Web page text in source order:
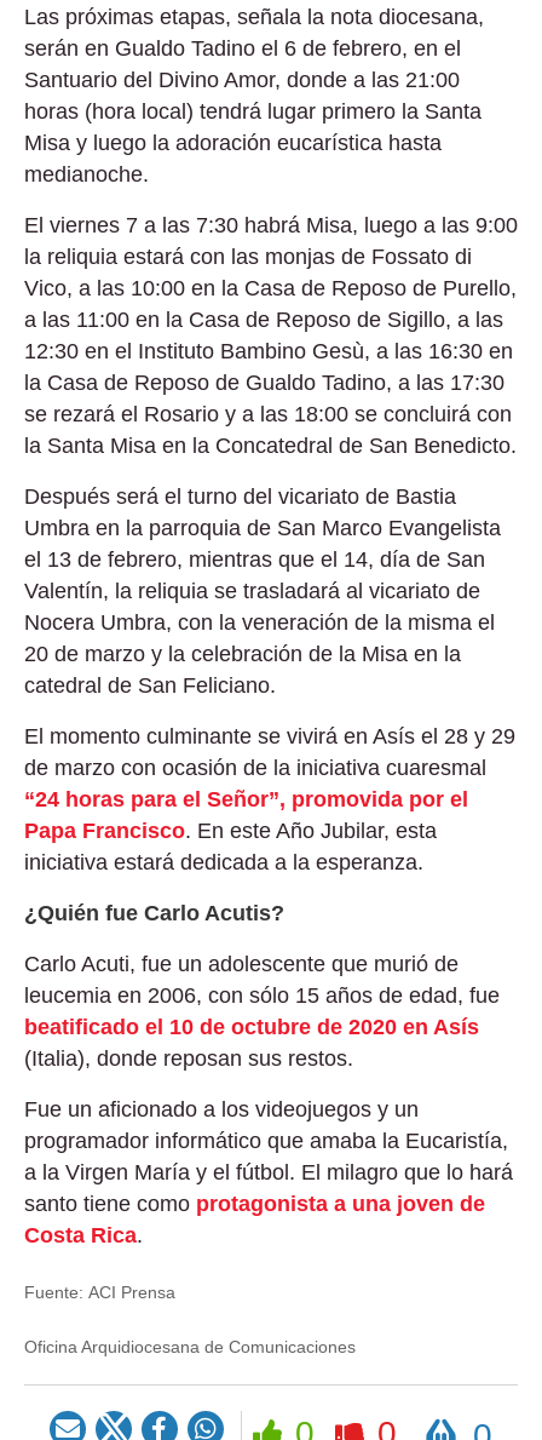
Las próximas etapas, señala la nota diocesana,
serán en Gualdo Tadino el 6 de febrero, en el
Santuario del Divino Amor, donde a las 21:00
horas (hora local) tendrá lugar primero la Santa
Misa y luego la adoración eucarística hasta
medianoche.
El viernes 7 a las 7:30 habrá Misa, luego a las 9:00
la reliquia estará con las monjas de Fossato di
Vico, a las 10:00 en la Casa de Reposo de Purello,
a las 11:00 en la Casa de Reposo de Sigillo, a las
12:30 en el Instituto Bambino Gesù, a las 16:30 en
la Casa de Reposo de Gualdo Tadino, a las 17:30
se rezará el Rosario y a las 18:00 se concluirá con
la Santa Misa en la Concatedral de San Benedicto.
Después será el turno del vicariato de Bastia
Umbra en la parroquia de San Marco Evangelista
el 13 de febrero, mientras que el 14, día de San
Valentín, la reliquia se trasladará al vicariato de
Nocera Umbra, con la veneración de la misma el
20 de marzo y la celebración de la Misa en la
catedral de San Feliciano.
El momento culminante se vivirá en Asís el 28 y 29
de marzo con ocasión de la iniciativa cuaresmal
“24 horas para el Señor”, promovida por el
Papa Francisco. En este Año Jubilar, esta
iniciativa estará dedicada a la esperanza.
¿Quién fue Carlo Acutis?
Carlo Acuti, fue un adolescente que murió de
leucemia en 2006, con sólo 15 años de edad, fue
beatificado el 10 de octubre de 2020 en Asís
(Italia), donde reposan sus restos.
Fue un aficionado a los videojuegos y un
programador informático que amaba la Eucaristía,
a la Virgen María y el fútbol. El milagro que lo hará
santo tiene como protagonista a una joven de
Costa Rica.
Fuente: ACI Prensa
Oficina Arquidiocesana de Comunicaciones
Rezar